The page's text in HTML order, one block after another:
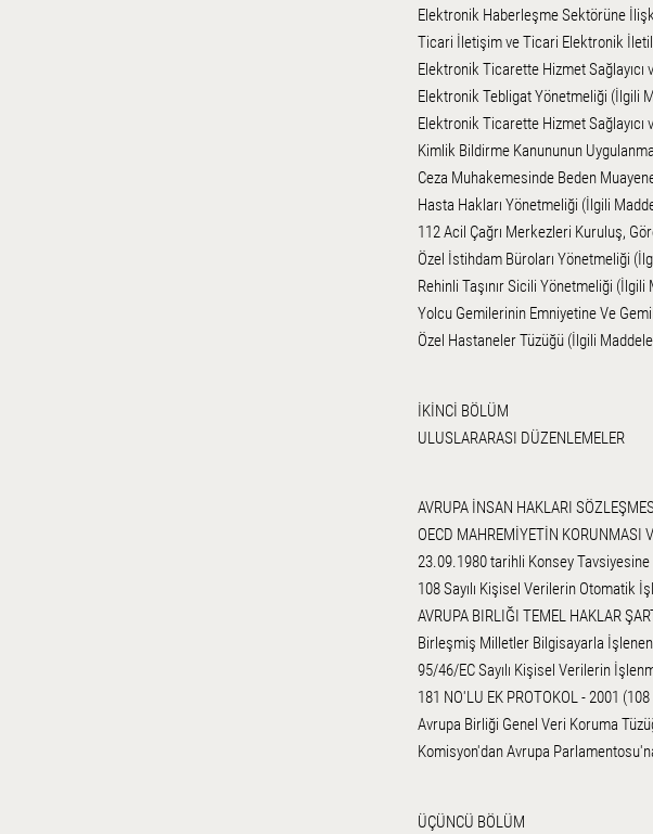
Elektronik Haberleşme Sektörüne
Ticari İletişim ve Ticari Elektronik
Elektronik Ticarette Hizmet Sağlayıcı
Elektronik Tebligat Yönetmeliği (İlgili
Elektronik Ticarette Hizmet Sağlayıcı
Kimlik Bildirme Kanununun
Ceza Muhakemesinde Beden
Hasta Hakları Yönetmeliği (İlgili
112 Acil Çağrı Merkezleri Kuruluş,
Özel İstihdam Büroları Yönetmeliği
Rehinli Taşınır Sicili Yönetmeliği (İlgili
Yolcu Gemilerinin Emniyetine Ve
Özel Hastaneler Tüzüğü (İlgili
İKİNCİ BÖLÜM
ULUSLARARASI DÜZENLEMELER
AVRUPA İNSAN HAKLARI SÖZLEŞMESİ
OECD MAHREMİYETİN KORUNMASI
23.09.1980 tarihli Konsey Tavsiyesine
108 Sayılı Kişisel Verilerin Otomatik
AVRUPA BIRLIĞI TEMEL HAKLAR
Birleşmiş Milletler Bilgisayarla
95/46/EC Sayılı Kişisel Verilerin
181 NO'LU EK PROTOKOL - 2001
Avrupa Birliği Genel Veri Koruma
Komisyon'dan Avrupa
ÜÇÜNCÜ BÖLÜM